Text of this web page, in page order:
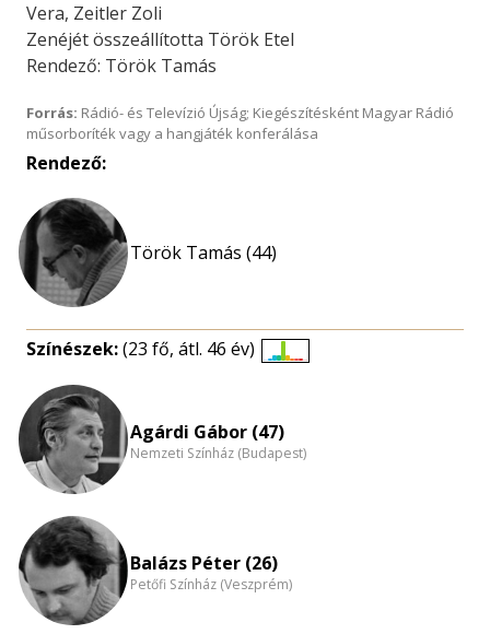
Vera, Zeitler Zoli
Zenéjét összeállította Török Etel
Rendező: Török Tamás
Forrás: Rádió- és Televízió Újság; Kiegészítésként Magyar Rádió
műsorboríték vagy a hangjáték konferálása
Rendező:
Török Tamás (44)
Színészek:(23 fő, átl. 46 év)
nagyítása
Agárdi Gábor (47)
Nemzeti Színház (Budapest)
Balázs Péter (26)
Petőfi Színház (Veszprém)